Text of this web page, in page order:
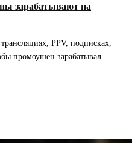
зарабатывают на
PPV, подписках,
промоушен зарабатывал